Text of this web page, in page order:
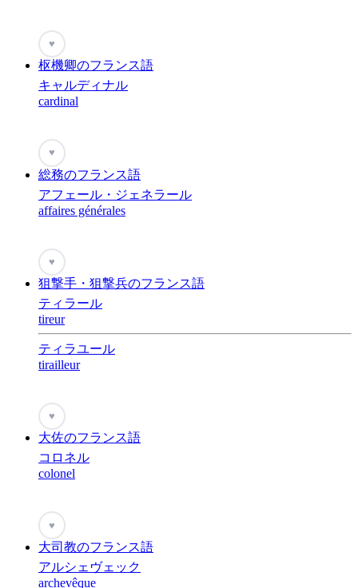
♥
枢機卿のフランス語
キャルディナル
cardinal
♥
総務のフランス語
アフェール・ジェネラール
affaires générales
♥
狙撃手・狙撃兵のフランス語
ティラール
tireur
ティラユール
tirailleur
♥
大佐のフランス語
コロネル
colonel
♥
大司教のフランス語
アルシェヴェック
archevêque